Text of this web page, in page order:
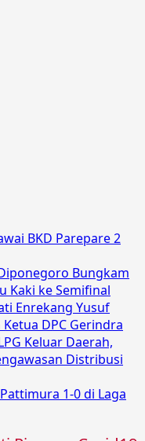
BKD Parepare 2
Bungkam
Kaki ke Semifinal
Enrekang Yusuf
DPC Gerindra
Keluar Daerah,
Distribusi
1-0 di Laga